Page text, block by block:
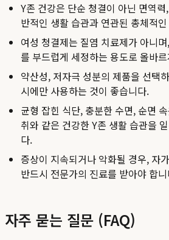
Y존 건강은 단순 청결이 아닌 면역
반적인 생활 습관과 연관된 총체적
여성 청결제는 질염 치료제가 아니
를 부드럽게 세정하는 용도로 올바
약산성, 저자극 성분의 제품을 선택
시에만 사용하는 것이 좋습니다.
균형 잡힌 식단, 충분한 수면, 순면
취와 같은 건강한 Y존 생활 습관을
다.
증상이 지속되거나 악화될 경우, 자
반드시 전문가의 진료를 받아야 합
자주 묻는 질문 (FAQ)